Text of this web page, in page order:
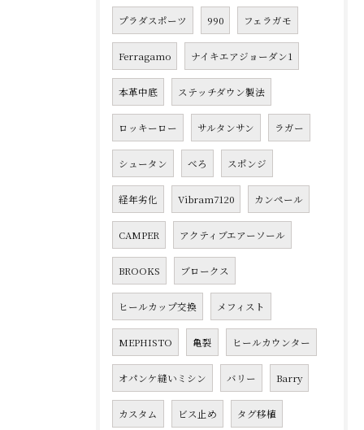
プラダスポーツ 990 フェラガモ
Ferragamo ナイキエアジョーダン1
本革中底 ステッチダウン製法
ロッキーロー サルタンサン ラガー
シュータン べろ スポンジ
経年劣化 Vibram7120 カンペール
CAMPER アクティブエアーソール
BROOKS ブロークス
ヒールカップ交換 メフィスト
MEPHISTO 亀裂 ヒールカウンター
オパンケ縫いミシン バリー Barry
カスタム ビス止め タグ移植